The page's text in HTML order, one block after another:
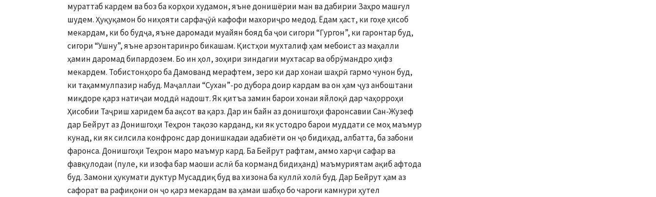
мураттаб кардем ва боз ба корҳои худамон, яъне донишёрии ман ва дабирии Заҳро машғул
шудем. Ҳуқуқамон бо ниҳояти сарфаҷӯӣ кафофи махориҷро медод. Ёдам ҳаст, ки гоҳе ҳисоб
мекардам, ки бо будҷа, яъне даромади муайян бояд ба ҷои сигори “Гургон”, ки гаронтар буд,
сигори “Ушну”, яъне арзонтаринро бикашам. Қистҳои мухталиф ҳам мебоист аз маҳалли
ҳамин даромад бипардозем. Бо ин ҳол, зоҳири зиндагии мухтасар ва обрӯмандро ҳифз
мекардем. Тобистонҳоро ба Дамованд мерафтем, зеро ки дар хонаи шаҳрӣ гармо чунон буд,
ки таҳаммулпазир набуд. Маҷаллаи “Сухан”-ро дубора доир кардам ва он ҳам ҷуз анбоштани
миқдоре қарз натиҷаи моддӣ надошт. Як қитъа замин барои хонаи яйлоқӣ дар чаҳорроҳи
Ҳисобии Таҷриш харидем ба ақсот ва қарз. Дар ин байн аз донишгоҳи фаронсавии Сан-Жузеф
дар Бейрут аз Донишгоҳи Теҳрон тақозо карданд, ки як устодро барои муддати се моҳ маъмур
кунад, ки як силсила конфронс дар донишкадаи адабиёти он ҷо бидиҳад, албатта, ба забони
фаронса. Донишгоҳи Теҳрон маро маъмур кард. Ба Бейрут рафтам, аммо харҷи сафар ва
фавқулодаи (пуле, ки изофа бар маоши аслӣ ба корманд бидиҳанд) маъмуриятам ақиб афтода
буд. Замони ҳукумати дуктур Мусаддиқ буд ва хизона ба куллӣ холӣ буд. Дар Бейрут ҳам аз
сафорат ва рафиқони он ҷо қарз мекардам ва ҳамаи шабҳо бо чароғи камнури ҳутел